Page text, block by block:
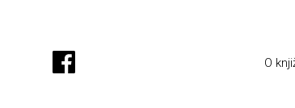
O